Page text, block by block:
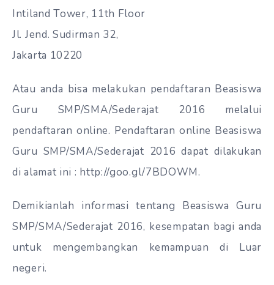
Intiland Tower, 11th Floor
Jl. Jend. Sudirman 32,
Jakarta 10220
Atau anda bisa melakukan pendaftaran Beasiswa
Guru SMP/SMA/Sederajat 2016 melalui
pendaftaran online. Pendaftaran online Beasiswa
Guru SMP/SMA/Sederajat 2016 dapat dilakukan
di alamat ini : http://goo.gl/7BDOWM.
Demikianlah informasi tentang Beasiswa Guru
SMP/SMA/Sederajat 2016, kesempatan bagi anda
untuk mengembangkan kemampuan di Luar
negeri.